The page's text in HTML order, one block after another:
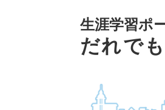
生涯学習ポ
だれで